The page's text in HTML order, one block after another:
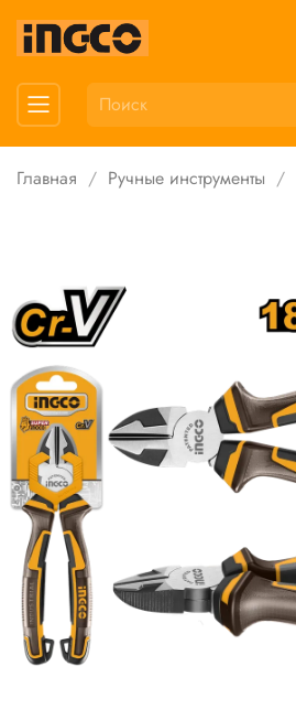
Главная Ручные инструменты